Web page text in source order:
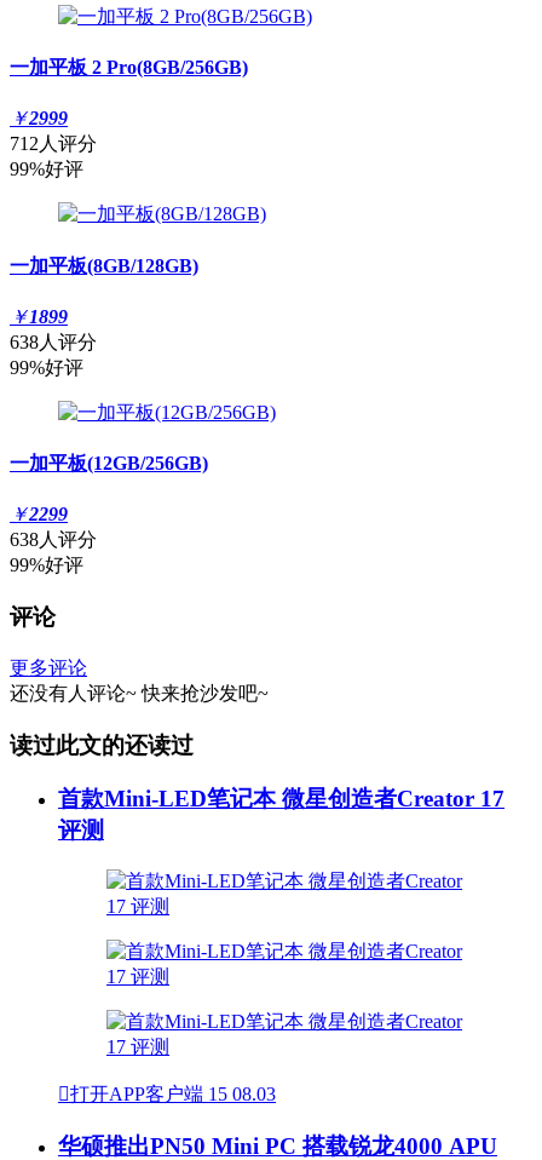
一加平板 2 Pro(8GB/256GB)
￥2999
712人评分
99%好评
一加平板(8GB/128GB)
￥1899
638人评分
99%好评
一加平板(12GB/256GB)
￥2299
638人评分
99%好评
评论
更多评论
还没有人评论~ 快来抢沙发吧~
读过此文的还读过
首款Mini-LED笔记本 微星创造者Creator 17
评测
打开APP客户端 15 08.03
华硕推出PN50 Mini PC 搭载锐龙4000 APU